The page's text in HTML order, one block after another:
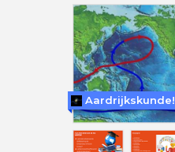
Aardrijkskunde!